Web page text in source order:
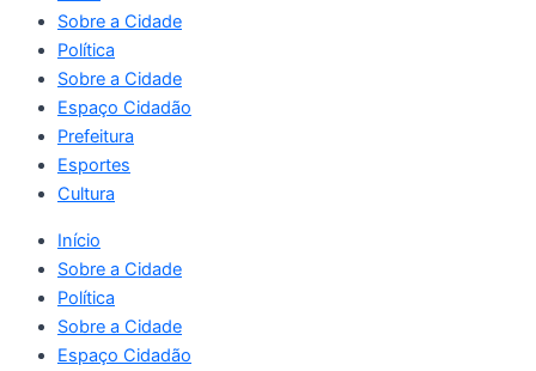
Sobre a Cidade
Política
Sobre a Cidade
Espaço Cidadão
Prefeitura
Esportes
Cultura
Início
Sobre a Cidade
Política
Sobre a Cidade
Espaço Cidadão